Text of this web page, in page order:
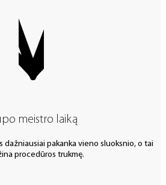
meistro laiką
pakanka vieno sluoksnio, o tai
procedūros trukmę.